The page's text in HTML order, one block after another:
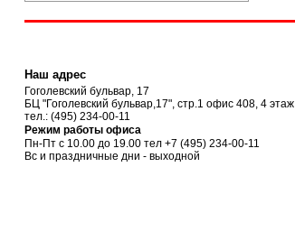
Наш адрес
Гоголевский бульвар, 17
БЦ "Гоголевский бульвар,17", стр.1 офис 408, 4 этаж
тел.: (495) 234-00-11
Режим работы офиса
Пн-Пт с 10.00 до 19.00 тел +7 (495) 234-00-11
Вс и праздничные дни - выходной